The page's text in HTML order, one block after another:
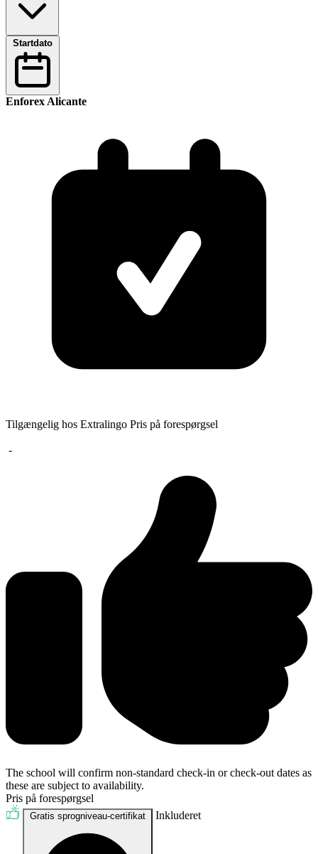
Startdato
Enforex Alicante
Tilgængelig hos Extralingo Pris på forespørgsel
-
The school will confirm non-standard check-in or check-out dates as
these are subject to availability.
Pris på forespørgsel
Gratis sprogniveau-certifikat Inkluderet